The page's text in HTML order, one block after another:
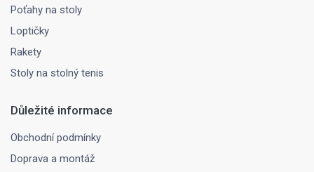
Poťahy na stoly
Loptičky
Rakety
Stoly na stolný tenis
Důležité informace
Obchodní podmínky
Doprava a montáž